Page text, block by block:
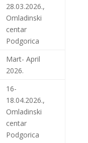
28.03.2026.,
Omladinski
centar
Podgorica
Mart- April
2026.
16-
18.04.2026.,
Omladinski
centar
Podgorica